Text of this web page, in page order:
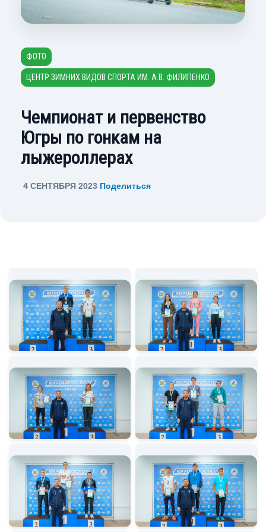
ФОТО
ЦЕНТР ЗИМНИХ ВИДОВ СПОРТА ИМ. А.В. ФИЛИПЕНКО
Чемпионат и первенство
Югры по гонкам на
лыжероллерах
4 СЕНТЯБРЯ 2023 Поделиться